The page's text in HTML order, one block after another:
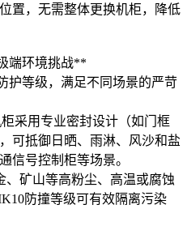
置，无需整体更换机柜，降低
端环境挑战**
护等级，满足不同场景的严苛
采用专业密封设计（如门框
可抵御日晒、雨淋、风沙和盐
信号控制柜等场景。
矿山等高粉尘、高温或腐蚀
防撞等级可有效隔离污染